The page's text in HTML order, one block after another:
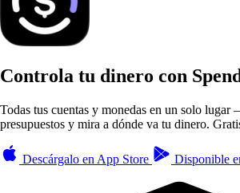
Controla tu dinero con
Todas tus cuentas y monedas en un solo lugar
presupuestos y mira a dónde va tu dinero.
Descárgalo en App Store Disponible